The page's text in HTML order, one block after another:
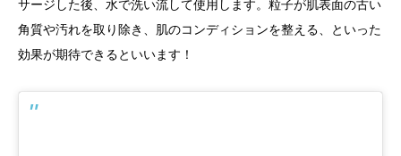
サージした後、水で洗い流して使用します。粒子が肌表面の古い
角質や汚れを取り除き、肌のコンディションを整える、といった
効果が期待できるといいます！